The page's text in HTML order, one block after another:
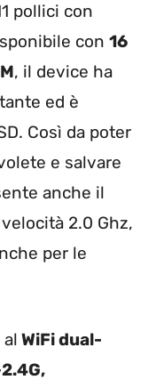
pollici con
con 16
, il device ha
ed è
Così da poter
e salvare
anche il
2.0 Ghz,
per le
WiFi dual-